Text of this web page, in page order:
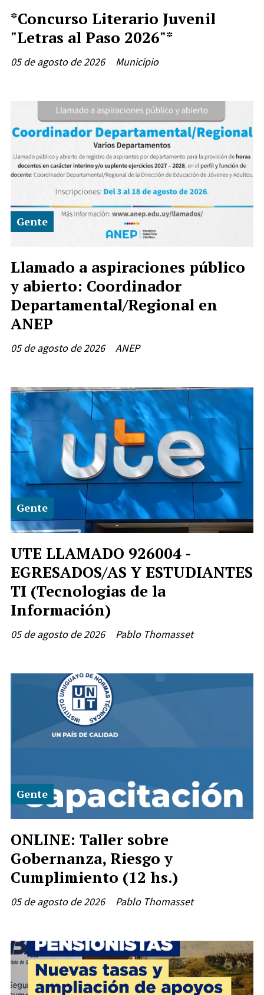
*Concurso Literario Juvenil
"Letras al Paso 2026"*
Municipio
05 de agosto de 2026
Llamado a aspiraciones público
y abierto: Coordinador
Departamental/Regional en
ANEP
ANEP
Gente
05 de agosto de 2026
UTE LLAMADO 926004 -
EGRESADOS/AS Y ESTUDIANTES
TI (Tecnologias de la
Información)
Pablo Thomasset
Gente
05 de agosto de 2026
ONLINE: Taller sobre
Gobernanza, Riesgo y
Cumplimiento (12 hs.)
Pablo Thomasset
Gente
05 de agosto de 2026